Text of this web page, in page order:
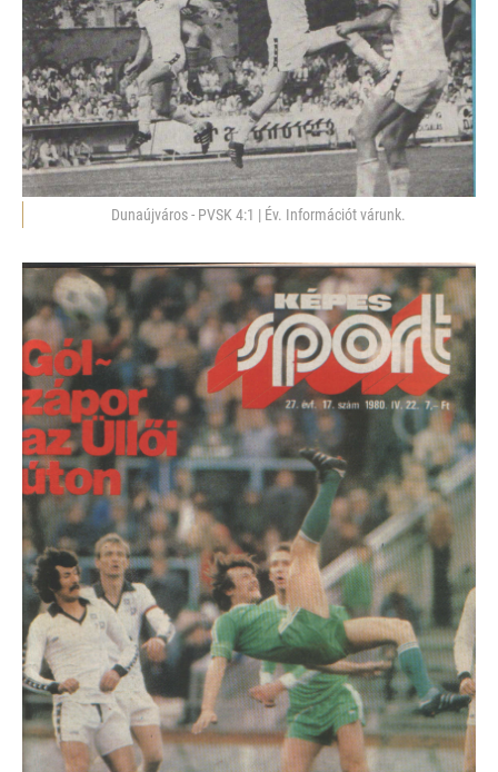
Dunaújváros - PVSK 4:1 | Év. Információt várunk.